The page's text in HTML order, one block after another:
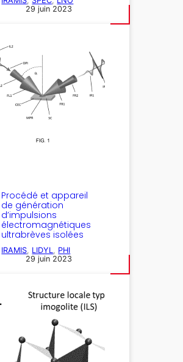
29 juin 2023
Procédé et appareil
de génération
d’impulsions
électromagnétiques
ultrabrèves isolées
IRAMIS, LIDYL, PHI
29 juin 2023